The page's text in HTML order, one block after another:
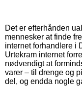
Det er efterhånden
mennesker at finde
internet forhandlere i
Urtekram internet
nødvendigt at
varer – til drenge og
del, og endda nogle